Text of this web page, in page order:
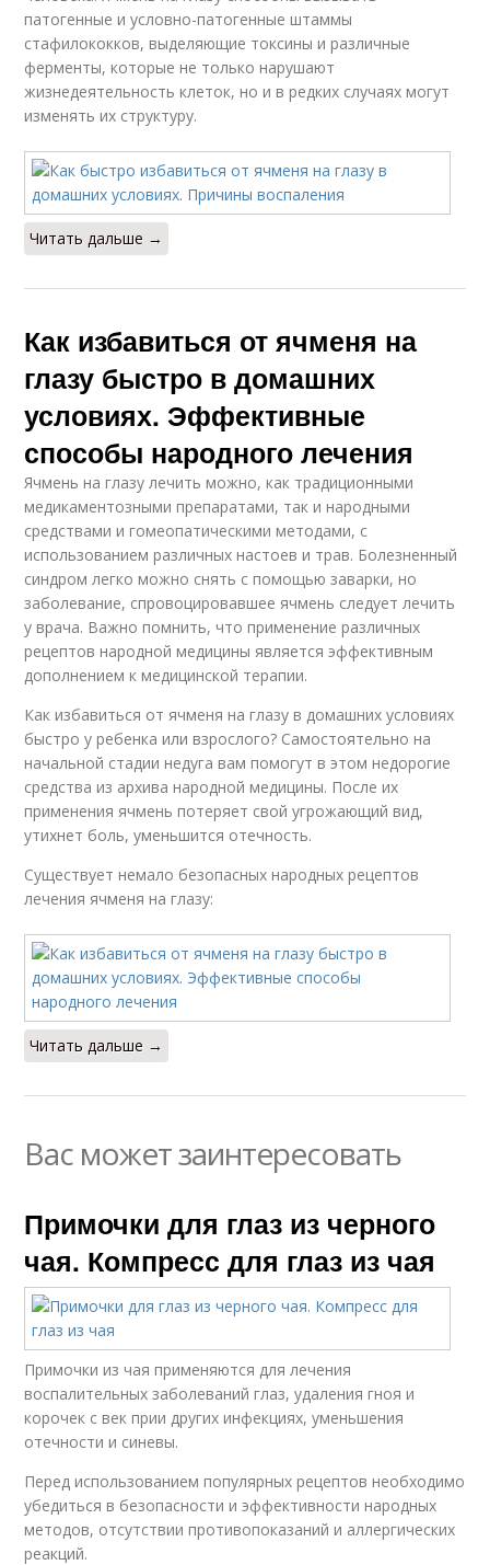
патогенные и условно-патогенные штаммы
стафилококков, выделяющие токсины и различные
ферменты, которые не только нарушают
жизнедеятельность клеток, но и в редких случаях могут
изменять их структуру.
Читать дальше →
Как избавиться от ячменя на
глазу быстро в домашних
условиях. Эффективные
способы народного лечения
Ячмень на глазу лечить можно, как традиционными
медикаментозными препаратами, так и народными
средствами и гомеопатическими методами, с
использованием различных настоев и трав. Болезненный
синдром легко можно снять с помощью заварки, но
заболевание, спровоцировавшее ячмень следует лечить
у врача. Важно помнить, что применение различных
рецептов народной медицины является эффективным
дополнением к медицинской терапии.
Как избавиться от ячменя на глазу в домашних условиях
быстро у ребенка или взрослого? Самостоятельно на
начальной стадии недуга вам помогут в этом недорогие
средства из архива народной медицины. После их
применения ячмень потеряет свой угрожающий вид,
утихнет боль, уменьшится отечность.
Существует немало безопасных народных рецептов
лечения ячменя на глазу:
Читать дальше →
Вас может заинтересовать
Примочки для глаз из черного
чая. Компресс для глаз из чая
Примочки из чая применяются для лечения
воспалительных заболеваний глаз, удаления гноя и
корочек с век прии других инфекциях, уменьшения
отечности и синевы.
Перед использованием популярных рецептов необходимо
убедиться в безопасности и эффективности народных
методов, отсутствии противопоказаний и аллергических
реакций.